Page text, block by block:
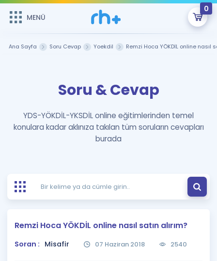
MENÜ
0
Şifremi Hatırlamıyorum
GİRİŞ YAP
Remzi Hoca ile seni sınava hazırlayacak onlarca eğitim seni
bekliyor!
MENÜ
Çalışma Paketleri
Kitaplar ve Kaynaklar
Ücretsiz Kaynaklar
Puan Hesaplama
Rehberlik Aracı
Blog
İngilizce Gramer
Hakkımızda
Ana Sayfa Soru Cevap Yoekdil Remzi Hoca YÖKDİL online nasıl
Soru & Cevap
YDS-YÖKDİL-YKSDİL online eğitimlerinden temel
konulara kadar aklınıza takılan tüm soruların cevapları
burada
Remzi Hoca YÖKDİL online nasıl satın alırım?
Soran : Misafir 07 Haziran 2018 2540